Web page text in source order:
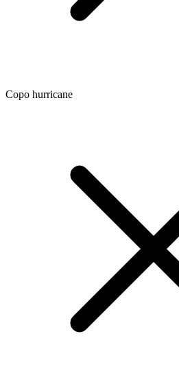
Copo hurricane